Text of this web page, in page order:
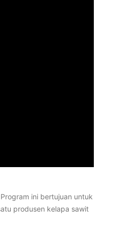
ini bertujuan untuk
produsen kelapa sawit